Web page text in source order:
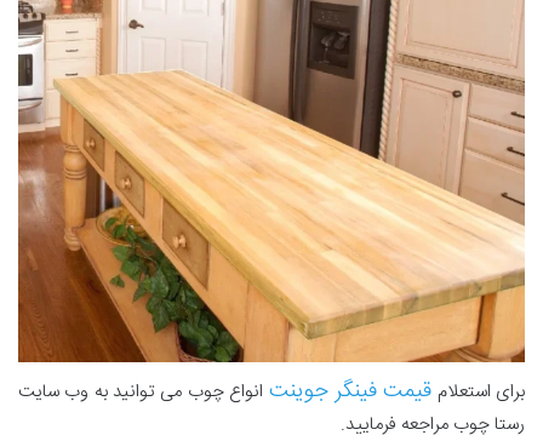
برای استعلام قیمت فینگر جوینت انواع چوب می توانید به وب سایت
رستا چوب مراجعه فرمایید.